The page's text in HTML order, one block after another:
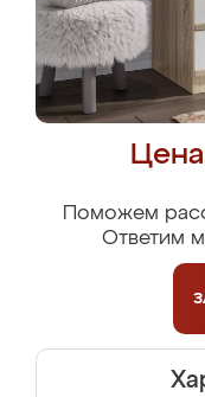
Поможем
Ответим